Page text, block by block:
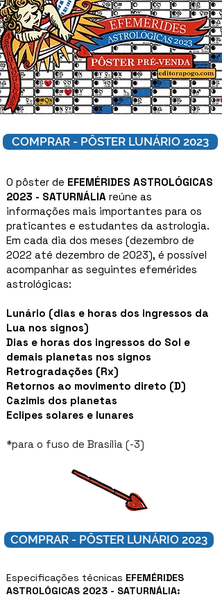
COMPRAR - PÔSTER LUNÁRIO 2023
O pôster de EFEMÉRIDES ASTROLÓGICAS
2023 - SATURNÁLIA reúne as
informações mais importantes para os
praticantes e estudantes da astrologia.
Em cada dia dos meses (dezembro de
2022 até dezembro de 2023), é possível
acompanhar as seguintes efemérides
astrológicas:
Lunário (dias e horas dos ingressos da
Lua nos signos)
Dias e horas dos ingressos do Sol e
demais planetas nos signos
Retrogradações (Rx)
Retornos ao movimento direto (D)
Cazimis dos planetas
Eclipes solares e lunares
*para o fuso de Brasília (-3)
COMPRAR - PÔSTER LUNÁRIO 2023
Especificações técnicas EFEMÉRIDES
ASTROLÓGICAS 2023 - SATURNÁLIA: